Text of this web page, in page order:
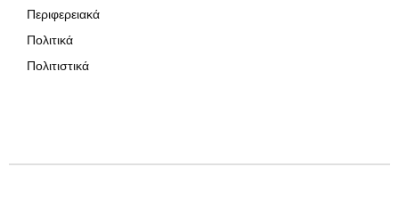
Περιφερειακά
Πολιτικά
Πολιτιστικά